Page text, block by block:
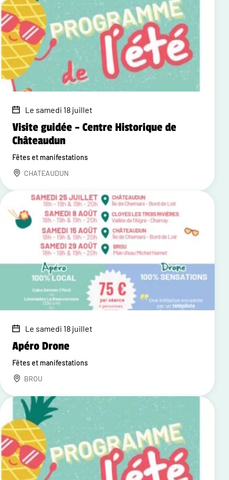
Le samedi 18 juillet
Visite guidée – Centre Historique de
Châteaudun
Fêtes et manifestations
CHATEAUDUN
Le samedi 18 juillet
Apéro Drone
Fêtes et manifestations
BROU